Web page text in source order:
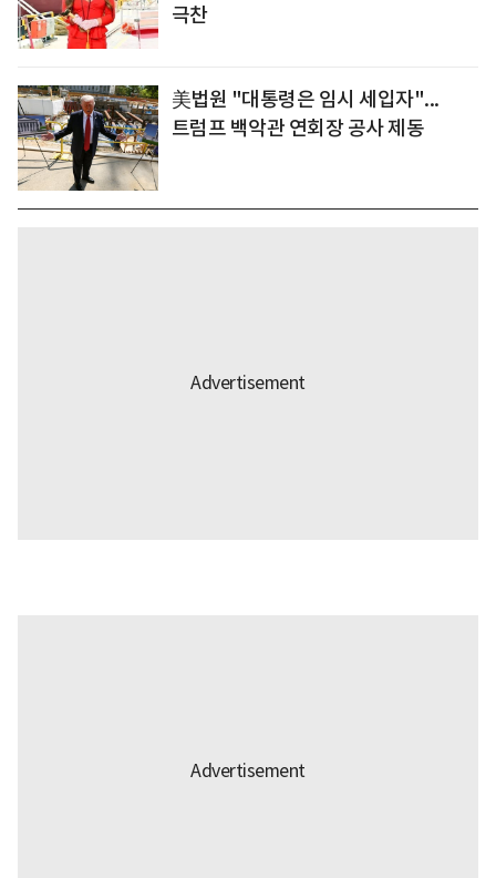
극찬
美법원 "대통령은 임시 세입자"...
트럼프 백악관 연회장 공사 제동